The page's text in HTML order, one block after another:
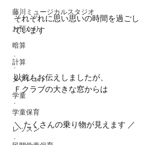
藤川ミュージカルスタジオ
お預かり
暗算
計算
タブレット
学童
学童保育
レッスン
.
それぞれに思い思いの時間を過ごし
ています
.
.
.
以前もお伝えしましたが、
Ｆクラブの大きな窓からは
.
.
＼ たくさんの乗り物が見えます ／
.